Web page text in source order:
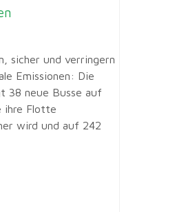
sicher und verringern
Emissionen: Die
38 neue Busse auf
ihre Flotte
wird und auf 242